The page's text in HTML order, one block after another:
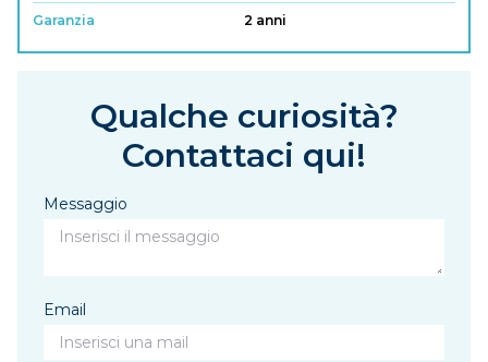
Garanzia 2 anni
Qualche curiosità?
Contattaci qui!
Messaggio
Email